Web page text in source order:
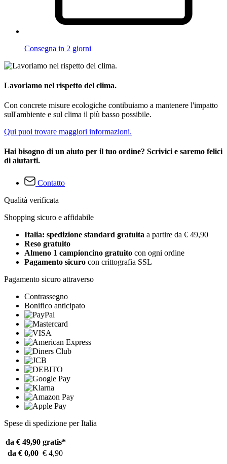
Consegna in 2 giorni
Lavoriamo nel rispetto del clima.
Con concrete misure ecologiche contibuiamo a mantenere l'impatto
sull'ambiente e sul clima il più basso possibile.
Qui puoi trovare maggiori informazioni.
Hai bisogno di un aiuto per il tuo ordine? Scrivici e saremo felici
di aiutarti.
Contatto
Qualità verificata
Shopping sicuro e affidabile
Italia: spedizione standard gratuita a partire da € 49,90
Reso gratuito
Almeno 1 campioncino gratuito con ogni ordine
Pagamento sicuro con crittografia SSL
Pagamento sicuro attraverso
Contrassegno
Bonifico anticipato
Spese di spedizione per Italia
da € 49,90 gratis*
da € 0,00 € 4,90